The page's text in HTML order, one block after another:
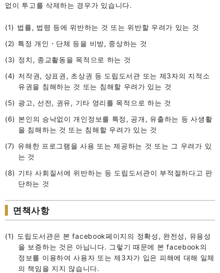
없이 투고를 삭제하는 경우가 있습니다.
법률, 법령 등에 위반하는 것 또는 위반할 우려가 있는 것
특정 개인・단체 등을 비방, 중상하는 것
정치, 종교활동을 목적으로 하는 것
저작권, 상표권, 초상권 등 도립도서관 또는 제3자의 지적소
유권을 침해하는 것 또는 침해할 우려가 있는 것
광고, 선전, 권유, 기타 영리를 목적으로 하는 것
본인의 승낙없이 개인정보를 특정, 공개, 유출하는 등 사생활
을 침해하는 것 또는 침해할 우려가 있는 것
유해한 프로그램을 사용 또는 제공하는 것 또는 그 우려가 있
는 것
기타 사회질서에 위반하는 등 도립도서관이 부적절하다고 판
단하는 것
면책사항
도립도서관은 본 facebook페이지의 정확성, 완전성, 유용성
을 보증하는 것은 아닙니다. 그렇기 때문에 본 facebook의
정보를 이용하여 사용자 또는 제3자가 입은 피해에 대해 일체
의 책임을 지지 않습니다.